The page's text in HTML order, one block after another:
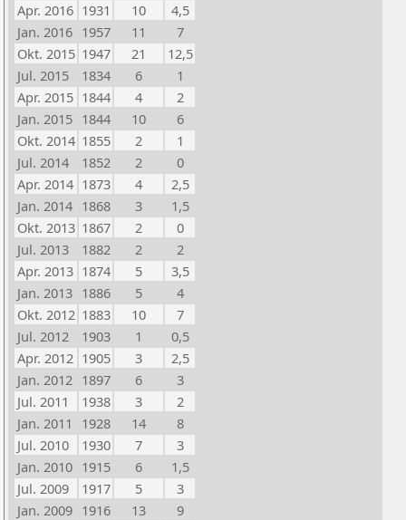
Apr. 2016 1931 10
4,5
Jan. 2016 1957 11
7
Okt. 2015 1947 21
12,5
Jul. 2015
1834 6
1
Apr. 2015 1844 4
2
Jan. 2015 1844 10
6
Okt. 2014 1855 2
1
Jul. 2014
1852 2
0
Apr. 2014 1873 4
2,5
Jan. 2014 1868 3
1,5
Okt. 2013 1867 2
0
Jul. 2013
1882 2
2
Apr. 2013 1874 5
3,5
Jan. 2013 1886 5
4
Okt. 2012 1883 10
7
Jul. 2012
1903 1
0,5
Apr. 2012 1905 3
2,5
Jan. 2012 1897 6
3
Jul. 2011
1938 3
2
Jan. 2011
1928 14
8
Jul. 2010
1930 7
3
Jan. 2010 1915 6
1,5
Jul. 2009
1917 5
3
Jan. 2009 1916 13
9